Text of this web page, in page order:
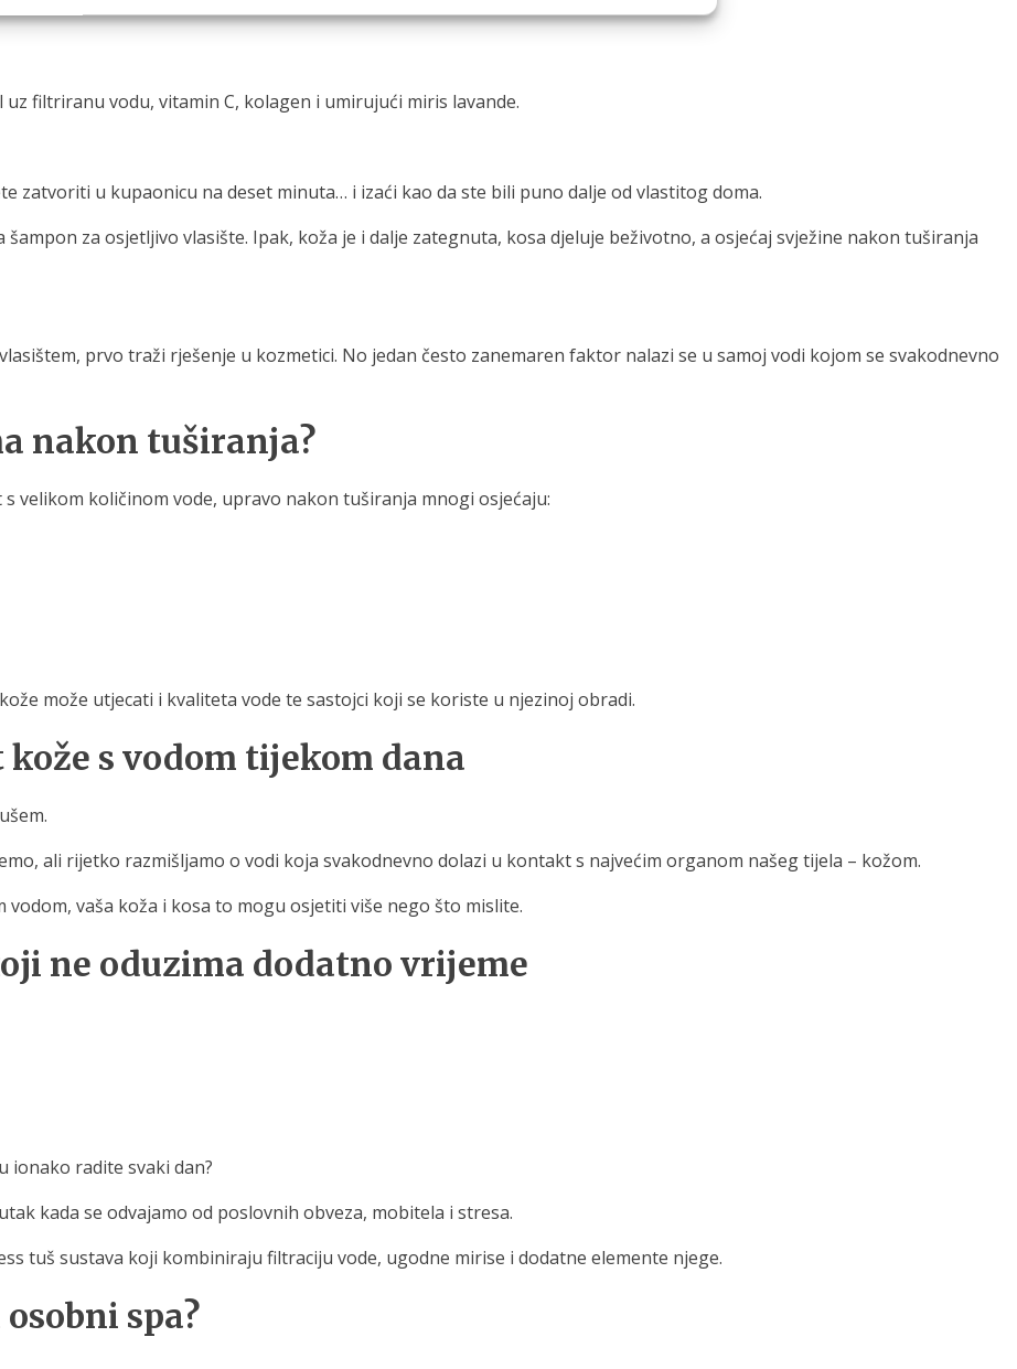
filtriranu vodu, vitamin C, kolagen i umirujući miris lavande.
zatvoriti u kupaonicu na deset minuta… i izaći kao da ste bili puno dalje od vlastitog doma.
za osjetljivo vlasište. Ipak, koža je i dalje zategnuta, kosa djeluje beživotno, a osjećaj svježine nakon tuširanja
prvo traži rješenje u kozmetici. No jedan često zanemaren faktor nalazi se u samoj vodi kojom se svakodnevno
nakon tuširanja?
velikom količinom vode, upravo nakon tuširanja mnogi osjećaju:
može utjecati i kvaliteta vode te sastojci koji se koriste u njezinoj obradi.
s vodom tijekom dana
ali rijetko razmišljamo o vodi koja svakodnevno dolazi u kontakt s najvećim organom našeg tijela – kožom.
vaša koža i kosa to mogu osjetiti više nego što mislite.
ne oduzima dodatno vrijeme
radite svaki dan?
kada se odvajamo od poslovnih obveza, mobitela i stresa.
tuš sustava koji kombiniraju filtraciju vode, ugodne mirise i dodatne elemente njege.
spa?